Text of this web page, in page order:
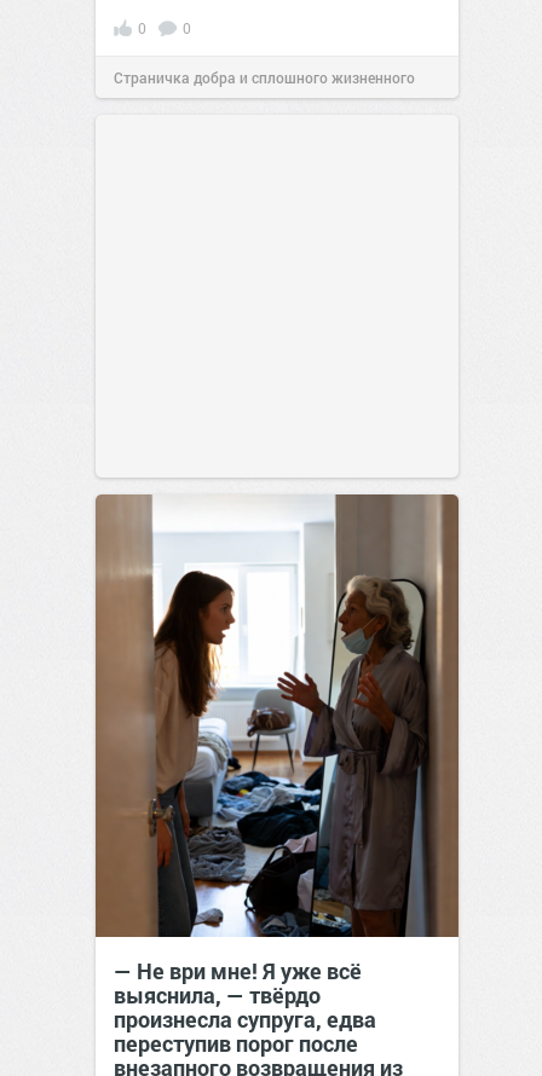
0 0
Страничка добра и сплошного жизненного
— Не ври мне! Я уже всё
выяснила, — твёрдо
произнесла супруга, едва
переступив порог после
внезапного возвращения из